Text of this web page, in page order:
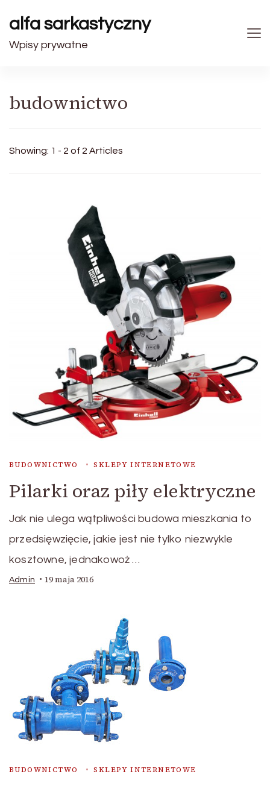
alfa sarkastyczny
Wpisy prywatne
budownictwo
Showing: 1 - 2 of 2 Articles
BUDOWNICTWO SKLEPY INTERNETOWE
Pilarki oraz piły elektryczne
Jak nie ulega wątpliwości budowa mieszkania to
przedsięwzięcie, jakie jest nie tylko niezwykle
kosztowne, jednakowoż …
Admin 19 maja 2016
BUDOWNICTWO SKLEPY INTERNETOWE